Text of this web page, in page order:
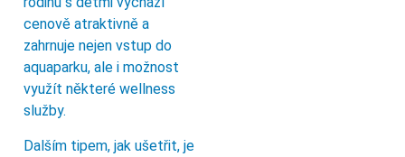
cenově atraktivně a
zahrnuje nejen vstup do
aquaparku, ale i možnost
využít některé wellness
služby.
Dalším tipem, jak ušetřit, je